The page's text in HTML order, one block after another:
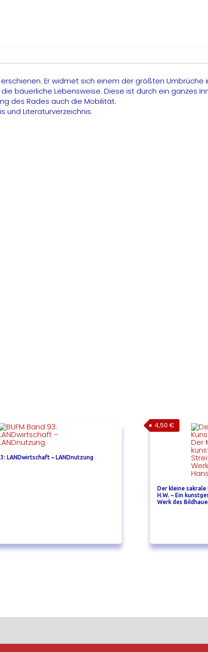
Er widmet sich einem der größten
bäuerliche Lebensweise. Diese ist durch ein ganzes
des Rades auch die Mobilität.
und Literaturverzeichnis.
LANDwirtschaft – LANDnutzung
Der kleine
H.W. – Ein
Werk des
4,50€